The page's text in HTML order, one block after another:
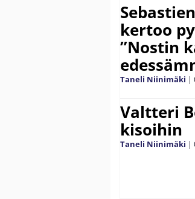
kertoo
”Nostin
Taneli Niinimäki |
Valtteri
kisoihin
Taneli Niinimäki |